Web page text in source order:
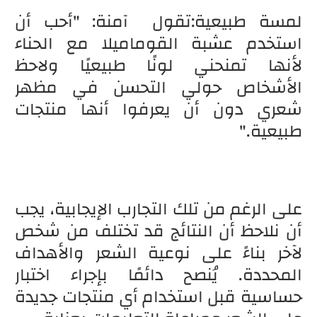
لمسة طبيعية:تقول آمنة: "أحب أن
استخدم عشبة القوماميلا مع الحناء
لأنها تمنحني لونًا طبيعيًا ولاحظ
الأشخاص حولي التحسن في مظهر
شعري دون أن يعرفوا أنها منتجات
طبيعية."
على الرغم من تلك التجارب الإيجابية، يجب
أن نلاحظ أن النتائج قد تختلف من شخص
لآخر بناءً على نوعية الشعر والأهداف
المحددة. يُنصح دائمًا بإجراء اختبار
حساسية قبل استخدام أي منتجات جديدة